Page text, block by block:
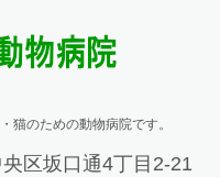
猫のための動物病院です。
区坂口通4丁目2-21